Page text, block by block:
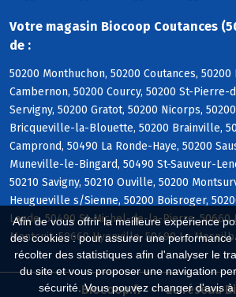
Afin de vous offrir la meilleure expérience
des cookies : pour assurer une
récolter des statistiques afin d'analyser le
du site et vous proposer une navigation
sécurité. Vous pouvez changer d'avis
Votre magasin Biocoop Coutances
de :
50200 Monthuchon, 50200 Coutances, 50200
Cambernon, 50200 Courcy, 50200 St-Pierre-
Servigny, 50200 Gratot, 50200 Nicorps,
Bricqueville-la-Blouette, 50200 Brainville,
Camprond, 50490 La Ronde-Haye, 50200
Muneville-le-Bingard, 50490 St-Sauveur-
50210 Savigny, 50210 Ouville, 50200
Heugueville s/Sienne, 50200 Boisroger,
Lande, 50490 St-Michel-de-la-Pierre, 50660
Montcuit, 50660 Hyenville, 50490 Le
Biocoop.fr Le réseau